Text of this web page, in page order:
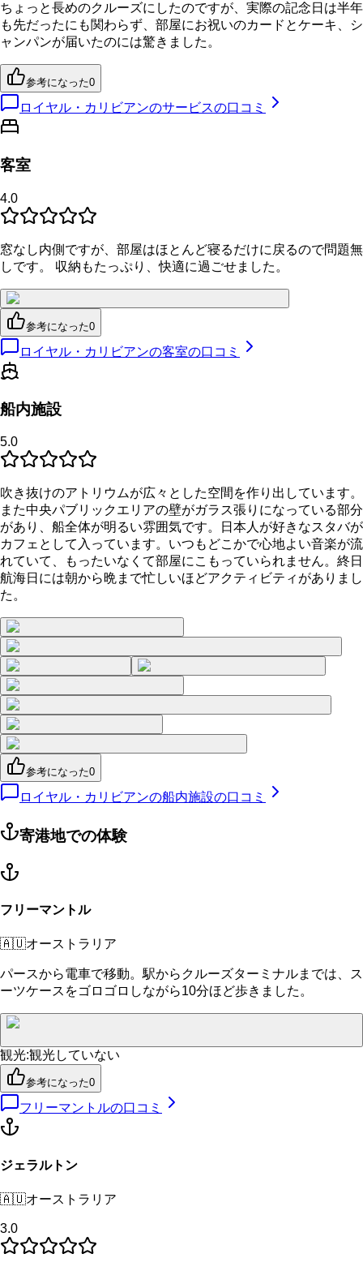
ちょっと長めのクルーズにしたのですが、実際の記念日は半年
も先だったにも関わらず、部屋にお祝いのカードとケーキ、シ
ャンパンが届いたのには驚きました。
参考になった0
ロイヤル・カリビアンのサービスの口コミ
客室
4.0
窓なし内側ですが、部屋はほとんど寝るだけに戻るので問題無
しです。 収納もたっぷり、快適に過ごせました。
参考になった0
ロイヤル・カリビアンの客室の口コミ
船内施設
5.0
吹き抜けのアトリウムが広々とした空間を作り出しています。
また中央パブリックエリアの壁がガラス張りになっている部分
があり、船全体が明るい雰囲気です。日本人が好きなスタバが
カフェとして入っています。いつもどこかで心地よい音楽が流
れていて、もったいなくて部屋にこもっていられません。終日
航海日には朝から晩まで忙しいほどアクティビティがありまし
た。
参考になった0
ロイヤル・カリビアンの船内施設の口コミ
寄港地での体験
フリーマントル
🇦🇺オーストラリア
パースから電車で移動。駅からクルーズターミナルまでは、ス
ーツケースをゴロゴロしながら10分ほど歩きました。
観光:観光していない
参考になった0
フリーマントルの口コミ
ジェラルトン
🇦🇺オーストラリア
3.0